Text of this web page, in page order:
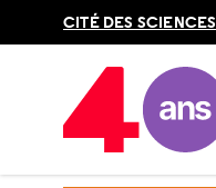
CITÉ DES
Accueil Ressources